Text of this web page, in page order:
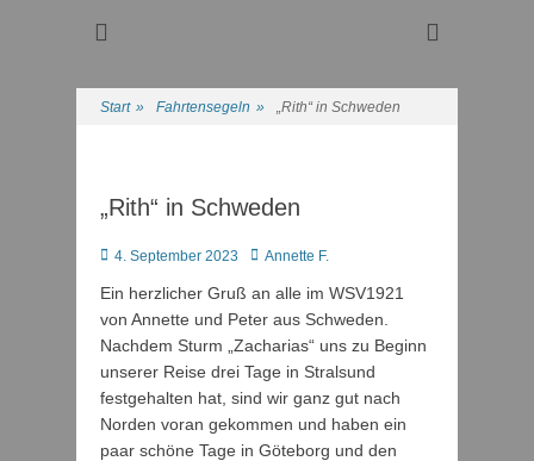
Wassersport-Verein
Regattasport und Wasserwandern - Freizeit mit der ganzen
Start » Fahrtensegeln » „Rith“ in Schweden
„Rith“ in Schweden
Posted
4. September 2023 Autor
Annette F.
Ein herzlicher Gruß an alle im WSV1921
von Annette und Peter aus Schweden.
Nachdem Sturm „Zacharias“ uns zu Beginn
unserer Reise drei Tage in Stralsund
festgehalten hat, sind wir ganz gut nach
Norden voran gekommen und haben ein
paar schöne Tage in Göteborg und den